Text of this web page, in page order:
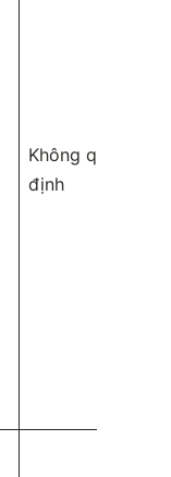
Không quy
định